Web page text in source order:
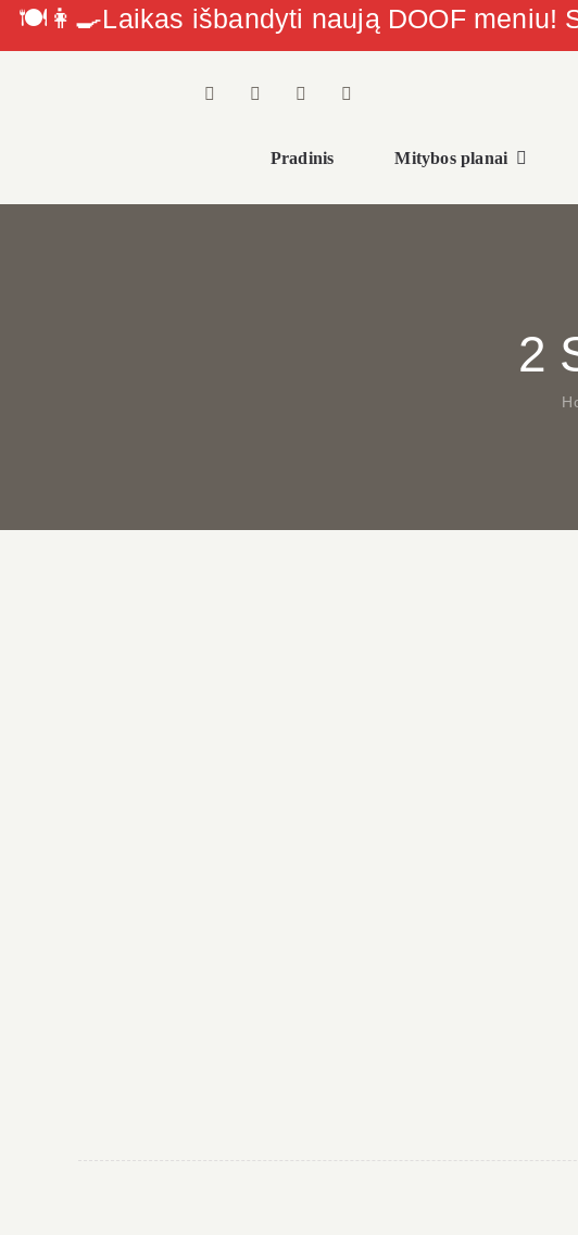
🍽👩‍🍳Laikas išbandyti naują DOOF meniu!
Pradinis Mitybos planai
2